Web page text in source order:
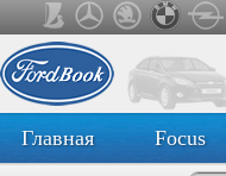
Главная Focus